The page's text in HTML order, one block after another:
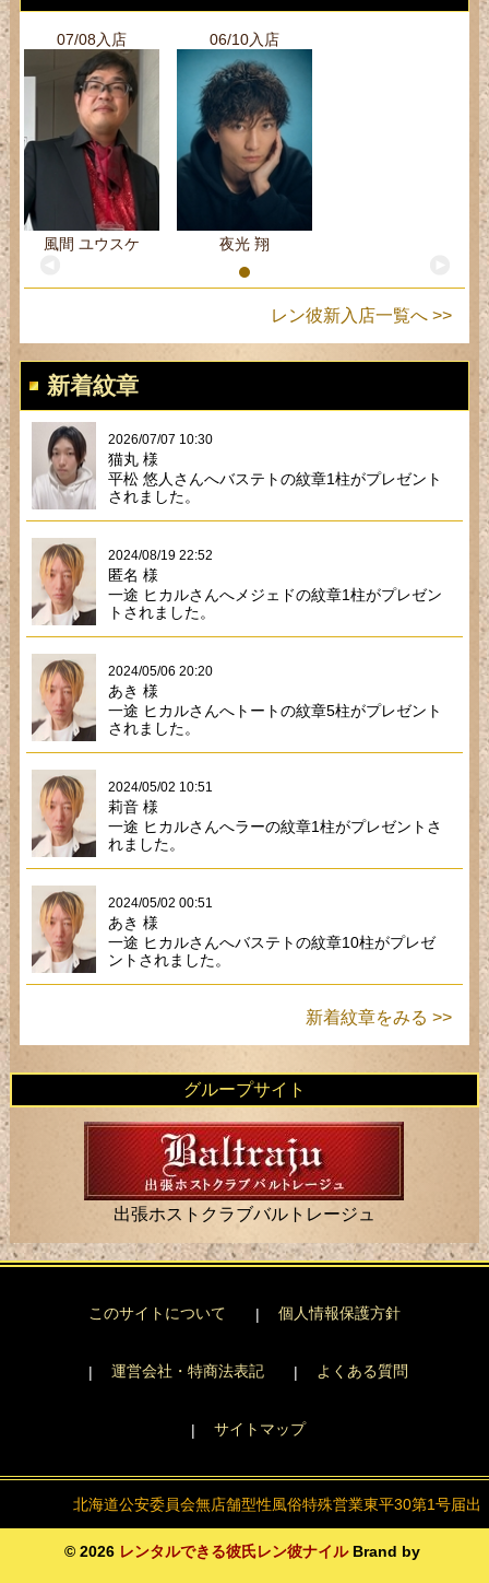
07/08入店
風間 ユウスケ
06/10入店
夜光 翔
レン彼新入店一覧へ >>
新着紋章
2026/07/07 10:30
猫丸 様
平松 悠人さんへバステトの紋章1柱がプレゼント
されました。
2024/08/19 22:52
匿名 様
一途 ヒカルさんへメジェドの紋章1柱がプレゼン
トされました。
2024/05/06 20:20
あき 様
一途 ヒカルさんへトートの紋章5柱がプレゼント
されました。
2024/05/02 10:51
莉音 様
一途 ヒカルさんへラーの紋章1柱がプレゼントさ
れました。
2024/05/02 00:51
あき 様
一途 ヒカルさんへバステトの紋章10柱がプレゼ
ントされました。
新着紋章をみる >>
グループサイト
出張ホストクラブバルトレージュ
このサイトについて 個人情報保護方針
運営会社・特商法表記 よくある質問
サイトマップ
北海道公安委員会無店舗型性風俗特殊営業東平30第1号届出
© 2026 レンタルできる彼氏レン彼ナイル Brand by